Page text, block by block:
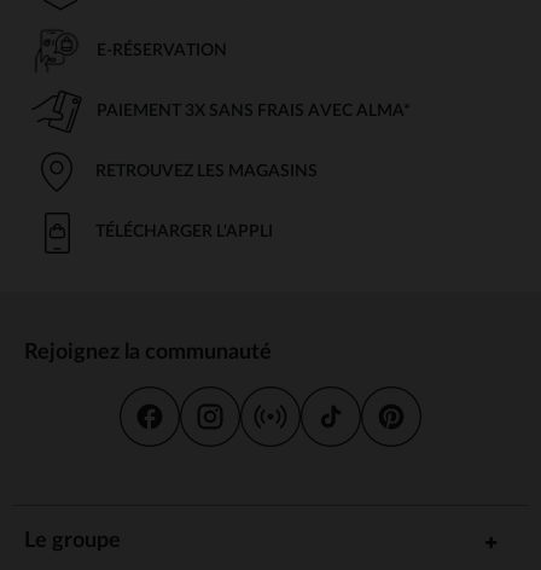
E-RÉSERVATION
PAIEMENT 3X SANS FRAIS AVEC ALMA*
RETROUVEZ LES MAGASINS
TÉLÉCHARGER L'APPLI
Rejoignez la communauté
Le groupe